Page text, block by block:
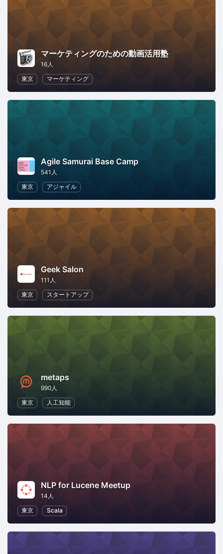
マーケティングのための動画活用塾
16人
東京
マーケティング
Agile Samurai Base Camp
541人
東京
アジャイル
Geek Salon
111人
東京
スタートアップ
metaps
990人
東京
人工知能
NLP for Lucene Meetup
14人
東京
Scala